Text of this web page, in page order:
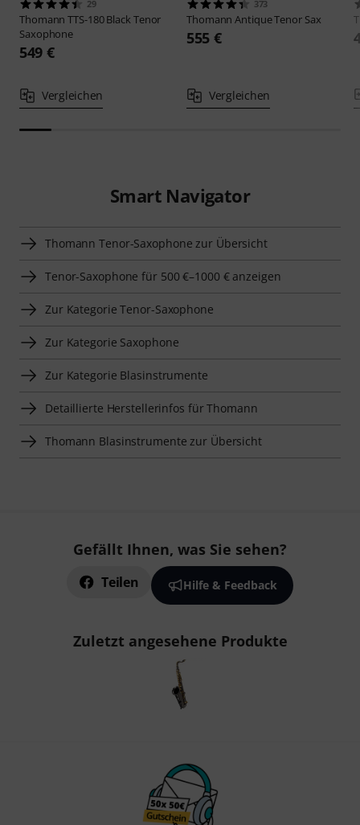
29
ThomannTTS-180 Black Tenor
Saxophone
549 €
Vergleichen
373
ThomannAntique Tenor Sax
555 €
Vergleichen
Smart Navigator
Thomann Tenor-Saxophone zur Übersicht
Tenor-Saxophone für 500 €–1000 € anzeigen
Zur Kategorie Tenor-Saxophone
Zur Kategorie Saxophone
Zur Kategorie Blasinstrumente
Detaillierte Herstellerinfos für Thomann
Thomann Blasinstrumente zur Übersicht
Gefällt Ihnen, was Sie sehen?
Teilen Hilfe & Feedback
Zuletzt angesehene Produkte